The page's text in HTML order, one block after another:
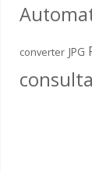
converter JPG